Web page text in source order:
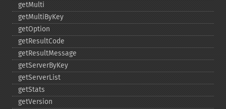
getMulti
getMultiByKey
getOption
getResultCode
getResultMessage
getServerByKey
getServerList
getStats
getVersion